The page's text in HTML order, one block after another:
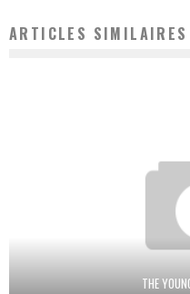
ARTICLES SIMILAIRES
THE